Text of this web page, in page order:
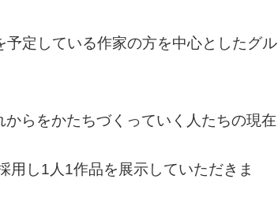
定している作家の方を中心としたグル
らをかたちづくっていく人たちの現在
し1人1作品を展示していただきま